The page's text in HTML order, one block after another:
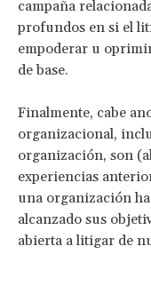
campaña
profundos en si el
empoderar u
de base.
Finalmente, cabe
organizacional,
organización, son
experiencias
una organización
alcanzado sus
abierta a litigar de